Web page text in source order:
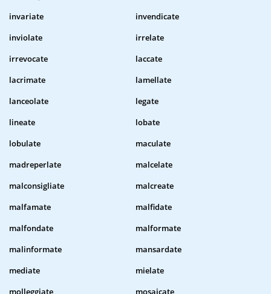
invariate
invendicate
inviolate
irrelate
irrevocate
laccate
lacrimate
lamellate
lanceolate
legate
lineate
lobate
lobulate
maculate
madreperlate
malcelate
malconsigliate
malcreate
malfamate
malfidate
malfondate
malformate
malinformate
mansardate
mediate
mielate
molleggiate
mosaicate